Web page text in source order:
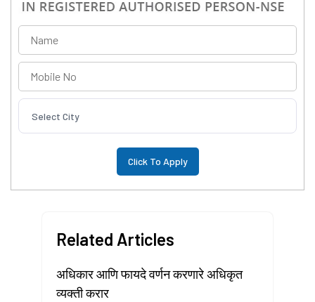
Select City
Related Articles
अधिकार आणि फायदे वर्णन करणारे अधिकृत
व्यक्ती करार